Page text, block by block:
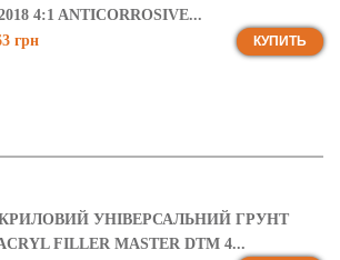
4:1 ANTICORROSIVE...
грн
КУПИТЬ
УНІВЕРСАЛЬНИЙ ГРУНТ
FILLER MASTER DTM 4...